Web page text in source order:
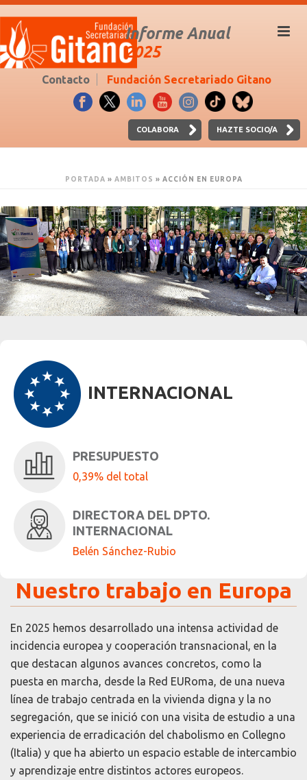
Informe Anual
2025
Contacto Fundación Secretariado Gitano
COLABORA HAZTE SOCIO/A
PORTADA » AMBITOS » ACCIÓN EN EUROPA
INTERNACIONAL
PRESUPUESTO
0,39% del total
DIRECTORA DEL DPTO.
INTERNACIONAL
Belén Sánchez-Rubio
Nuestro trabajo en Europa
En 2025 hemos desarrollado una intensa actividad de
incidencia europea y cooperación transnacional, en la
que destacan algunos avances concretos, como la
puesta en marcha, desde la Red EURoma, de una nueva
línea de trabajo centrada en la vivienda digna y la no
segregación, que se inició con una visita de estudio a una
experiencia de erradicación del chabolismo en Collegno
(Italia) y que ha abierto un espacio estable de intercambio
y aprendizaje entre distintos actores europeos.